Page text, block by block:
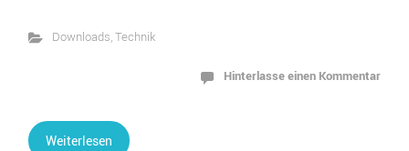
Downloads,Technik
Hinterlasse einen Kommentar
Weiterlesen